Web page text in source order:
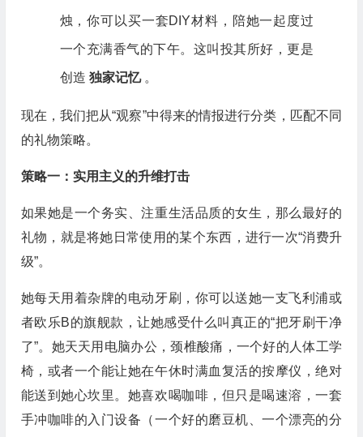
烛，你可以买一套DIY材料，陪她一起度过
一个充满香气的下午。这叫投其所好，更是
创造 独家记忆 。
现在，我们把从“观察”中得来的情报进行分类，匹配不同
的礼物策略。
策略一：实用主义的升维打击
如果她是一个务实、注重生活品质的女生，那么最好的
礼物，就是将她日常使用的某个东西，进行一次“消费升
级”。
她每天用着杂牌的电动牙刷，你可以送她一支飞利浦或
者欧乐B的旗舰款，让她感受什么叫真正的“把牙刷干净
了”。她天天用电脑办公，颈椎酸痛，一个好的人体工学
椅，或者一个能让她在午休时满血复活的按摩仪，绝对
能送到她心坎里。她喜欢喝咖啡，但只是喝速溶，一套
手冲咖啡的入门设备（一个好的磨豆机、一个漂亮的分